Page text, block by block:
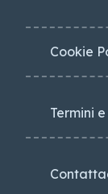
Cookie
Termini